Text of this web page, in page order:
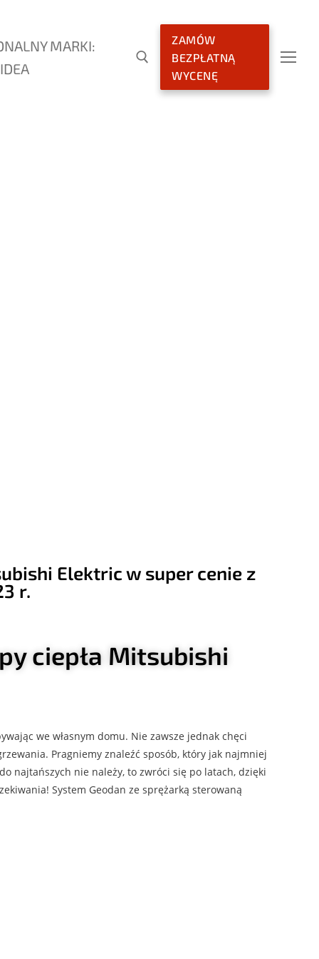
MARKI:
ZAMÓW
BEZPŁATNĄ
WYCENĘ
Elektric w super cenie z
r.
ciepła Mitsubishi
we własnym domu. Nie zawsze jednak chęci
Pragniemy znaleźć sposób, który jak najmniej
najtańszych nie należy, to zwróci się po latach, dzięki
System Geodan ze sprężarką sterowaną